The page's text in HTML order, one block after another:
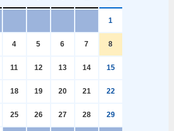
1
4 5 6 7 8
11 12 13 14 15
18 19 20 21 22
25 26 27 28 29